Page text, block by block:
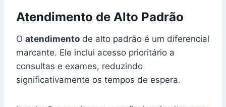
Atendimento de Alto Padrão
O atendimento de alto padrão é um diferencial
marcante. Ele inclui acesso prioritário a
consultas e exames, reduzindo
significativamente os tempos de espera.